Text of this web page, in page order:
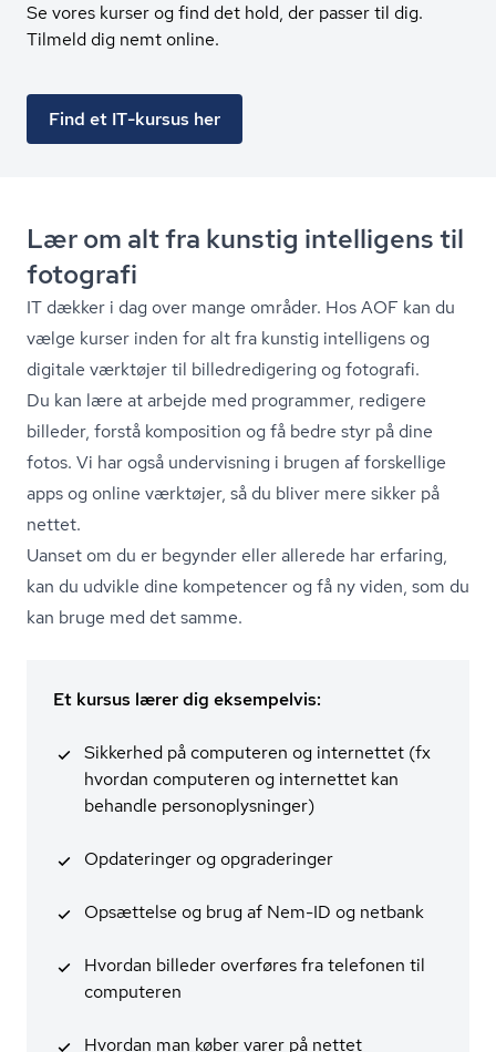
Se vores kurser og find det hold, der passer til dig.
Tilmeld dig nemt online.
Find et IT-kursus her
Lær om alt fra kunstig intelligens til
fotografi
IT dækker i dag over mange områder. Hos AOF kan du
vælge kurser inden for alt fra kunstig intelligens og
digitale værktøjer til bil­led­re­di­ge­ring og fotografi.
Du kan lære at arbejde med programmer, redigere
billeder, forstå komposition og få bedre styr på dine
fotos. Vi har også undervisning i brugen af forskellige
apps og online værktøjer, så du bliver mere sikker på
nettet.
Uanset om du er begynder eller allerede har erfaring,
kan du udvikle dine kompetencer og få ny viden, som du
kan bruge med det samme.
Et kursus lærer dig eksempelvis:
Sikkerhed på computeren og internettet (fx
hvordan computeren og internettet kan
behandle per­so­nop­lys­nin­ger)
Opdateringer og opgraderinger
Opsættelse og brug af Nem-ID og netbank
Hvordan billeder overføres fra telefonen til
computeren
Hvordan man køber varer på nettet